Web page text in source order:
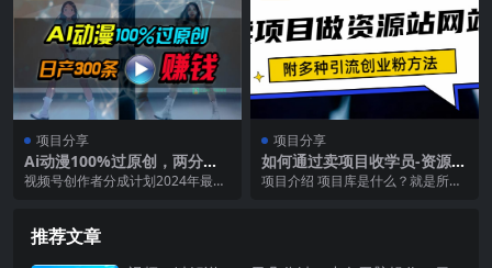
项目分享
Ai动漫100%过原创，两分钟
一条作品，简单上手，小白可
视频号创作者分成计划2024年最新
项目分享
如何通过卖项目收学员-资源站
合集网站 全网项目库变现-附
项目介绍 项目库是什么？就是所有
推荐文章